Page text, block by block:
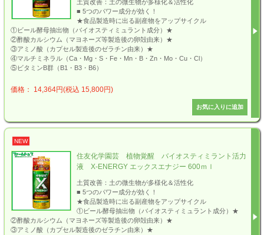
土質改善：土の微生物が多様化＆活性化
■ 5つのパワー成分が効く！
★食品製造時に出る副産物をアップサイクル
①ビール酵母抽出物（バイオスティミュラント成分）★
②酢酸カルシウム（マヨネーズ等製造後の卵殻由来）★
③アミノ酸（カプセル製造後のゼラチン由来）★
④マルチミネラル（Ca・Mg・S・Fe・Mn・B・Zn・Mo・Cu・Cl）
⑤ビタミンB群（B1・B3・B6）
価格： 14,364円(税込 15,800円)
NEW
住友化学園芸 植物覚醒 バイオスティミラント活力
液 X-ENERGY エックスエナジー 600ｍｌ
土質改善：土の微生物が多様化＆活性化
■ 5つのパワー成分が効く！
★食品製造時に出る副産物をアップサイクル
①ビール酵母抽出物（バイオスティミュラント成分）★
②酢酸カルシウム（マヨネーズ等製造後の卵殻由来）★
③アミノ酸（カプセル製造後のゼラチン由来）★